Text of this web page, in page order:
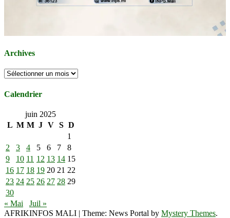
Archives
Archives
Calendrier
juin 2025
L M M J V S D
1
2
3 4 5 6 7
8
9
10 11 12 13 14 15
16 17 18 19 20 21 22
23 24 25 26 27 28 29
30
« Mai
Juil »
AFRIKINFOS MALI | Theme: News Portal by Mystery Themes.